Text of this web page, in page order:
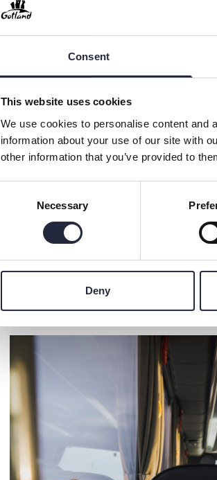
Consent
This website uses cookies
We use cookies to personalise content and
information about your use of our site with
other information that you’ve provided to
Necessary
Deny
samhällsviktiga uppdrag över hela ön,
centrum. Innan bränslebytet gjordes
samhällsbärande uppdragen kunde
– Hade vi inte haft med politiken hade
Gotland satsar på, säger Nathalie.
Skolbussarna –
Alla bussar och skolskjutsar kör
– Det skulle kännas märkligt att inte
leva med de klimatförändringar som vi